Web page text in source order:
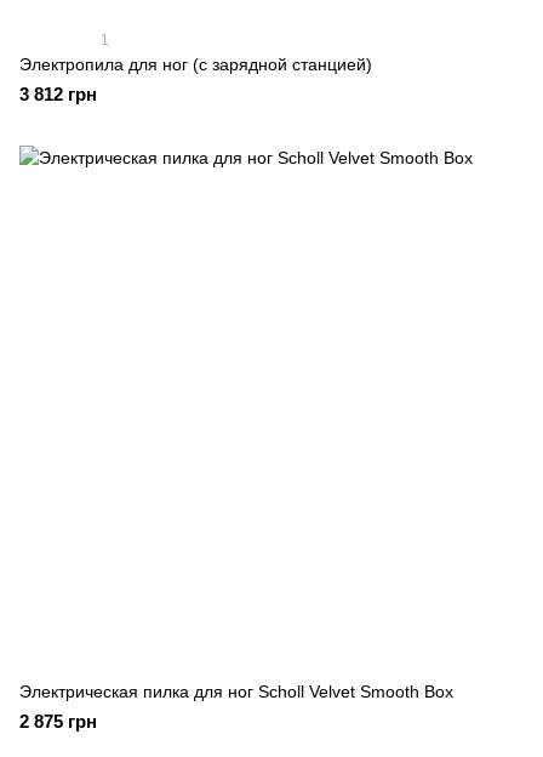
1
Электропила для ног (с зарядной станцией)
3 812 грн
Электрическая пилка для ног Scholl Velvet Smooth Box
2 875 грн